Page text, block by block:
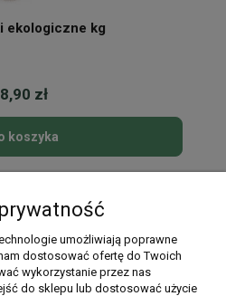
ekologiczne kg
8,90 zł
koszyka
konto
umożliwiają poprawne
dostosować ofertę do Twoich
wykorzystanie przez nas
do sklepu lub dostosować użycie